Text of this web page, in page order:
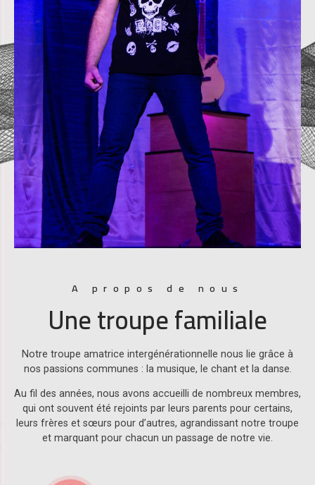
A propos de nous
Une troupe familiale
Notre troupe amatrice intergénérationnelle nous lie grâce à
nos passions communes : la musique, le chant et la danse.
Au fil des années, nous avons accueilli de nombreux membres,
qui ont souvent été rejoints par leurs parents pour certains,
leurs frères et sœurs pour d’autres, agrandissant notre troupe
et marquant pour chacun un passage de notre vie.